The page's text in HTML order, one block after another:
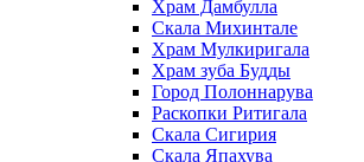
Храм Дамбулла
Скала Михинтале
Храм Мулкиригала
Храм зуба Будды
Город Полоннарува
Раскопки Ритигала
Скала Сигирия
Скала Япахува